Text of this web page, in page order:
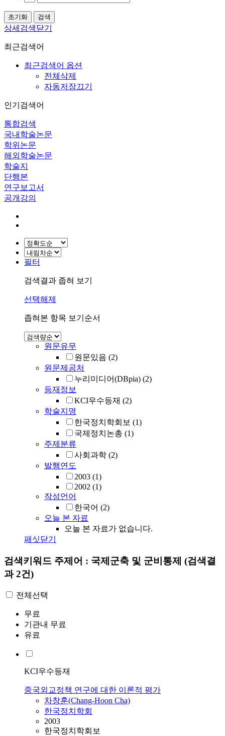
상세검색닫기
최근검색어
최근검색어 옵션
전체삭제
자동저장끄기
인기검색어
통합검색
국내학술논문
학위논문
해외학술논문
학술지
단행본
연구보고서
공개강의
필터
검색결과 좁혀 보기
선택해제
좁혀본 항목 보기순서
원문유무
원문있음 (2)
원문제공처
누리미디어(DBpia) (2)
등재정보
KCI우수등재 (2)
학술지명
한국정치학회보 (1)
국제정치논총 (1)
주제분류
사회과학 (2)
발행연도
2003 (1)
2002 (1)
작성언어
한국어 (2)
오늘 본 자료
오늘 본 자료가 없습니다.
패싯닫기
검색키워드 주제어 : 국제군축 및 군비통제 (검색결
과 2건)
전체선택
무료
기관내 무료
유료
KCI우수등재
중국외교정책 연구에 대한 이론적 평가
차창훈(Chang-Hoon Cha)
한국정치학회
2003
한국정치학회보